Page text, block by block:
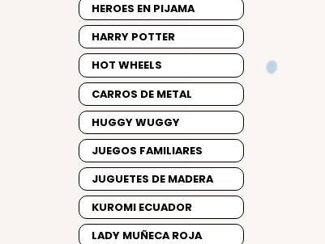
HEROES EN PIJAMA
HARRY POTTER
HOT WHEELS
CARROS DE METAL
HUGGY WUGGY
JUEGOS FAMILIARES
JUGUETES DE MADERA
KUROMI ECUADOR
LADY MUÑECA ROJA